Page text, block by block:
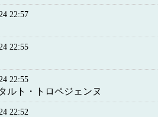
22:57
22:55
22:55
ト・トロペジェンヌ
22:52